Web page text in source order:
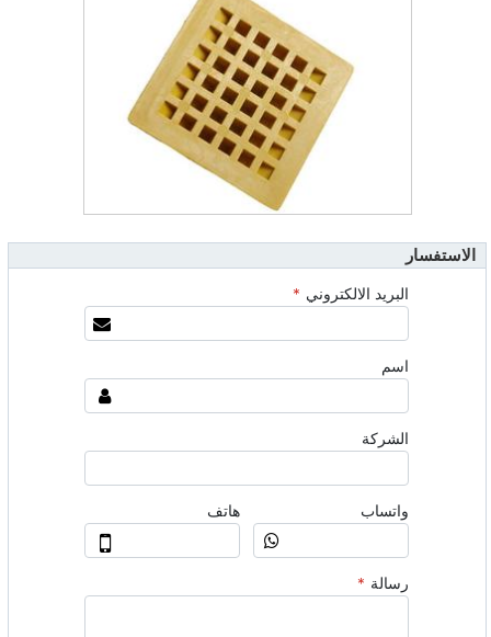
الاستفسار